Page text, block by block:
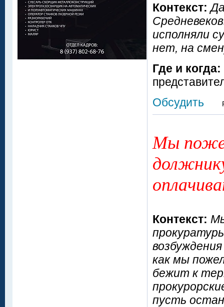
Контекст:
исполняли
нет, на
Где и когда:
Обсудить
Мы
Контекст:
как мы
бежит к
пусть